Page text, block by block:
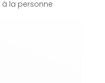
la personne